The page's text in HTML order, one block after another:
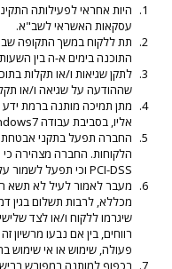
היות אחראי לפעילותה
עסקאות האשראי לשב"א.
תת ללקוח במשך התקופה
התוכנה בימים א-ה בין השעות 9:00 ל- 16:00 למעט ימי פגרה, חג ומועד.
לתקן שגיאות ו/או תקלות
שההודעה על שגיאה ו/או
מתן תמיכה מותנה ברמת ידע
אליו, בסביבת עבודה Windows7 ומעלה.
החברה תפעל בתקני אבטחת
הלקוחות. החברה מצהירה
PCI-DSS וכי תפעל לשמור על ההסמכה לתקן גם בעתיד.
מעבר לאמור לעיל לא תשא
מכללא, לרבות תשלום בגין
שיגרמו ללקוח ו/או לצד
רווחים, בין אם נבעו מרשיון
פעולה, שימוש או אי שימוש
בכפוף למותנה במפורש